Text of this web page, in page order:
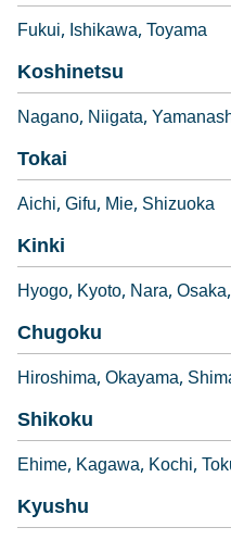
Fukui Ishikawa Toyama
Koshinetsu
Nagano Niigata
Tokai
Aichi Gifu Mie Shizuoka
Kinki
Hyogo Kyoto Nara Osaka
Chugoku
Hiroshima Okayama
Shikoku
Ehime Kagawa Kochi
Kyushu